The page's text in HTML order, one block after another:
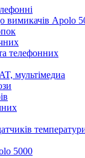
вимикачів Apolo
телефонних
мультімедиа
5000